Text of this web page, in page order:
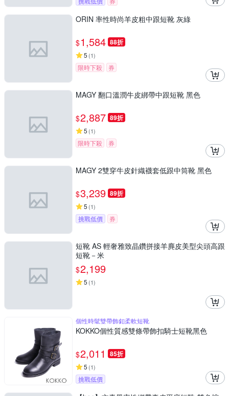
ORIN 率性時尚羊皮粗中跟短靴 灰綠
$1,584 88折
5 (1)
限時下殺 券
MAGY 翻口溫潤牛皮綁帶中跟短靴 黑色
$2,887 89折
5 (1)
限時下殺 券
MAGY 2雙穿牛皮針織襪套低跟中筒靴 黑色
$3,239 89折
5 (1)
挑戰低價 券
短靴 AS 輕奢雅致晶鑽拼接羊麂皮美型尖頭高跟
短靴－米
$2,199
5 (1)
個性時髦雙帶飾釦柔軟短靴
KOKKO個性質感雙條帶飾扣騎士短靴黑色
$2,011 85折
5 (1)
挑戰低價